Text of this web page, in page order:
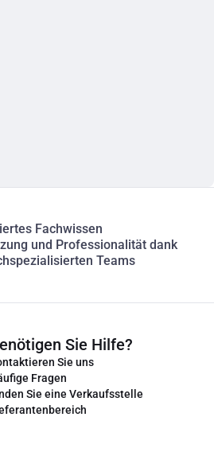
Fachwissen
und Professionalität dank
Teams
Sie Hilfe?
Sie uns
Fragen
Sie eine Verkaufsstelle